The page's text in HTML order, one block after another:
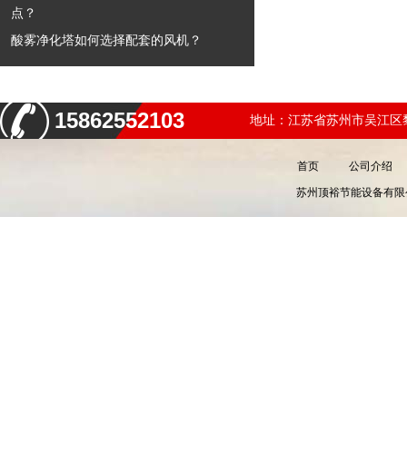
点？
酸雾净化塔如何选择配套的风机？
15862552103 地址：江苏省苏州市吴江区
首页 公司介绍
苏州顶裕节能设备有